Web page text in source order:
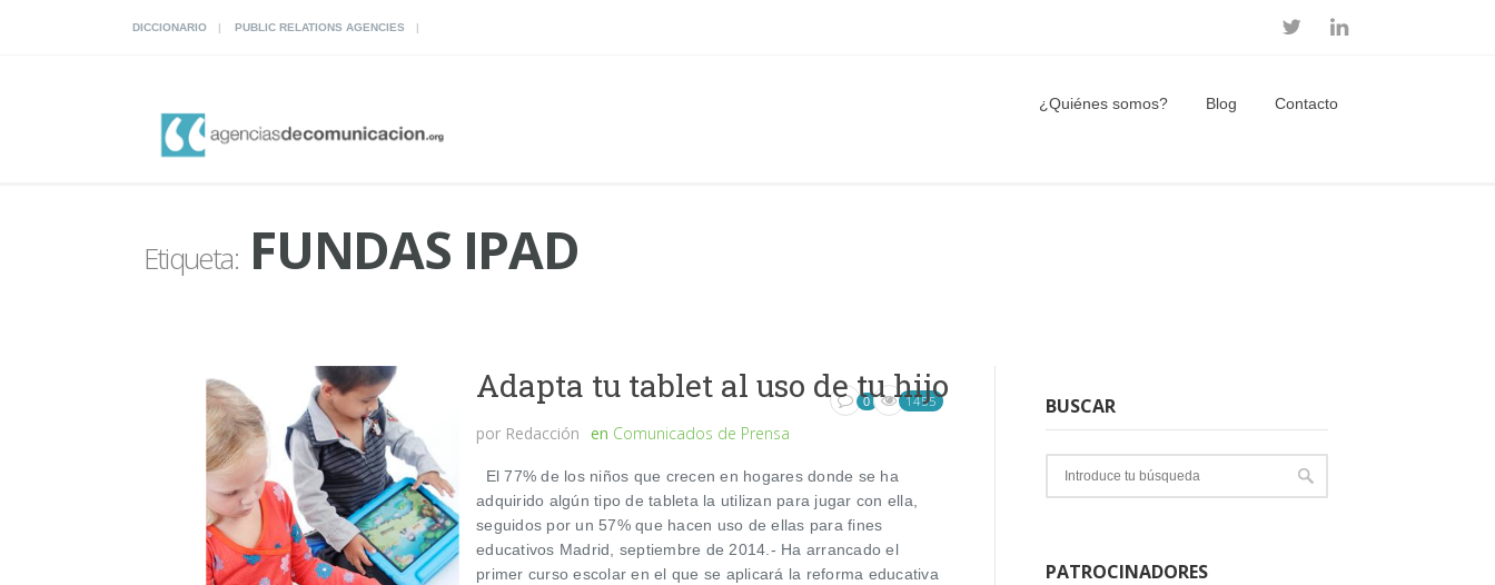
DICCIONARIO PUBLIC RELATIONS AGENCIES
¿Quiénes somos? Blog Contacto
Etiqueta:FUNDAS IPAD
Adapta tu tablet al uso de tu hijo
por Redacción en Comunicados de Prensa
0 1455
El 77% de los niños que crecen en hogares donde se ha
adquirido algún tipo de tableta la utilizan para jugar con ella,
seguidos por un 57% que hacen uso de ellas para fines
educativos Madrid, septiembre de 2014.- Ha arrancado el
primer curso escolar en el que se aplicará la reforma educativa
BUSCAR
PATROCINADORES